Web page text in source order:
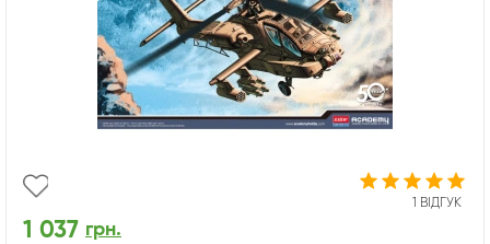
1 ВІДГУК
1 037 грн.